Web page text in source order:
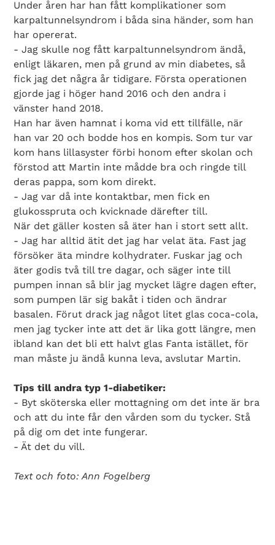
Search Diabetes Wellness Sverige
Under åren har han fått komplikationer som
karpaltunnelsyndrom i båda sina händer, som han
har opererat.
- Jag skulle nog fått karpaltunnelsyndrom ändå,
enligt läkaren, men på grund av min diabetes, så
fick jag det några år tidigare. Första operationen
gjorde jag i höger hand 2016 och den andra i
vänster hand 2018.
Han har även hamnat i koma vid ett tillfälle, när
han var 20 och bodde hos en kompis. Som tur var
kom hans lillasyster förbi honom efter skolan och
förstod att Martin inte mådde bra och ringde till
deras pappa, som kom direkt.
- Jag var då inte kontaktbar, men fick en
glukosspruta och kvicknade därefter till.
När det gäller kosten så äter han i stort sett allt.
- Jag har alltid ätit det jag har velat äta. Fast jag
försöker äta mindre kolhydrater. Fuskar jag och
äter godis två till tre dagar, och säger inte till
pumpen innan så blir jag mycket lägre dagen efter,
som pumpen lär sig bakåt i tiden och ändrar
basalen. Förut drack jag något litet glas coca-cola,
men jag tycker inte att det är lika gott längre, men
ibland kan det bli ett halvt glas Fanta istället, för
man måste ju ändå kunna leva, avslutar Martin.
Tips till andra typ 1-diabetiker:
- Byt sköterska eller mottagning om det inte är bra
och att du inte får den vården som du tycker. Stå
på dig om det inte fungerar.
- Ät det du vill.
Text och foto: Ann Fogelberg